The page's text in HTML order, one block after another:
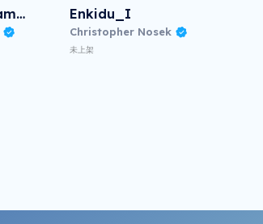
Tears_of_Gilgamesh_F Enkidu_I
Christopher Nosek
未上架